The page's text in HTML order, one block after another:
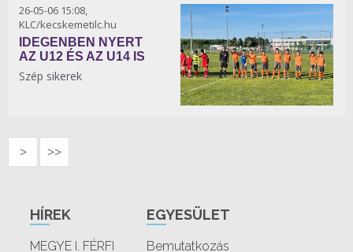
26-05-06 15:08,
KLC/kecskemetilc.hu
IDEGENBEN NYERT
AZ U12 ÉS AZ U14 IS
Szép sikerek
> >>
HÍREK
MEGYE I. FÉRFI
EGYESÜLET
Bemutatkozás